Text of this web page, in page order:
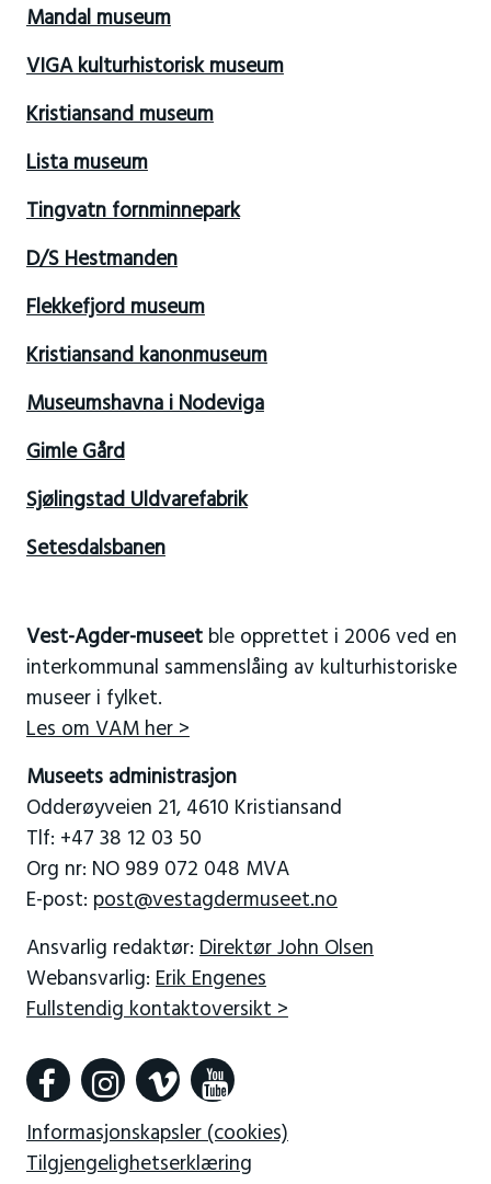
Mandal museum
VIGA kulturhistorisk museum
Kristiansand museum
Lista museum
Tingvatn fornminnepark
D/S Hestmanden
Flekkefjord museum
Kristiansand kanonmuseum
Museumshavna i Nodeviga
Gimle Gård
Sjølingstad Uldvarefabrik
Setesdalsbanen
Vest-Agder-museetble opprettet i 2006 ved en
interkommunal sammenslåing av kulturhistoriske
museer i fylket.
Les om VAM her >
Museets administrasjon
Odderøyveien 21, 4610 Kristiansand
Tlf: +47 38 12 03 50
Org nr: NO 989 072 048 MVA
E-post: post@vestagdermuseet.no
Ansvarlig redaktør: Direktør John Olsen
Webansvarlig: Erik Engenes
Fullstendig kontaktoversikt >
Informasjonskapsler (cookies)
Tilgjengelighetserklæring